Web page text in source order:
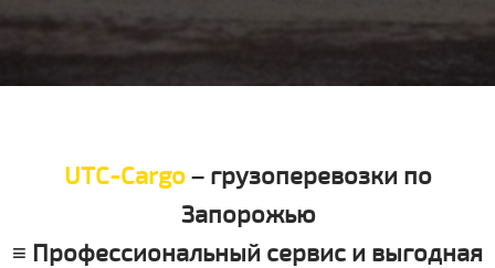
UTC-Cargo– грузоперевозки по
Запорожью
≡ Профессиональный сервис и выгодная